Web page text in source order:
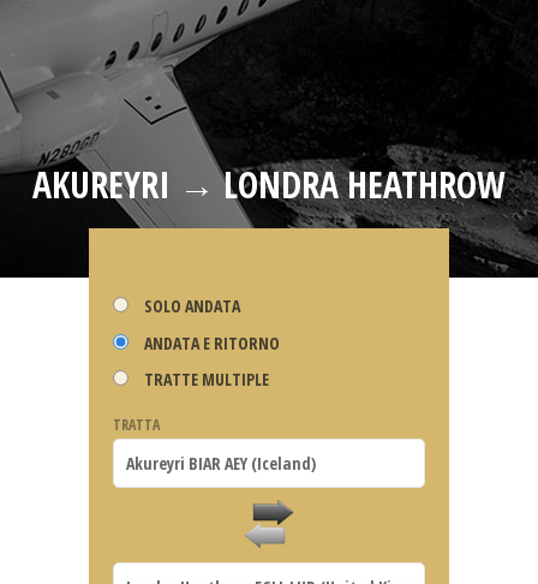
AKUREYRI → LONDRA HEATHROW
SOLO ANDATA
ANDATA E RITORNO
TRATTE MULTIPLE
TRATTA